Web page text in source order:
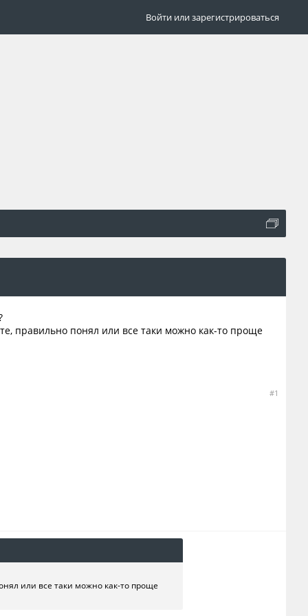
правильно понял или все таки можно как-то проще
#1
или все таки можно как-то проще
Войти или зарегистрироваться